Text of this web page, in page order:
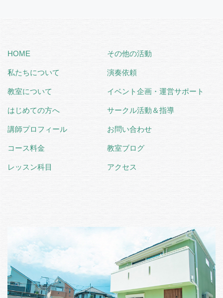
HOME
私たちについて
教室について
はじめての方へ
講師プロフィール
コース料金
レッスン科目
その他の活動
演奏依頼
イベント企画・運営サポート
サークル活動＆指導
お問い合わせ
教室ブログ
アクセス